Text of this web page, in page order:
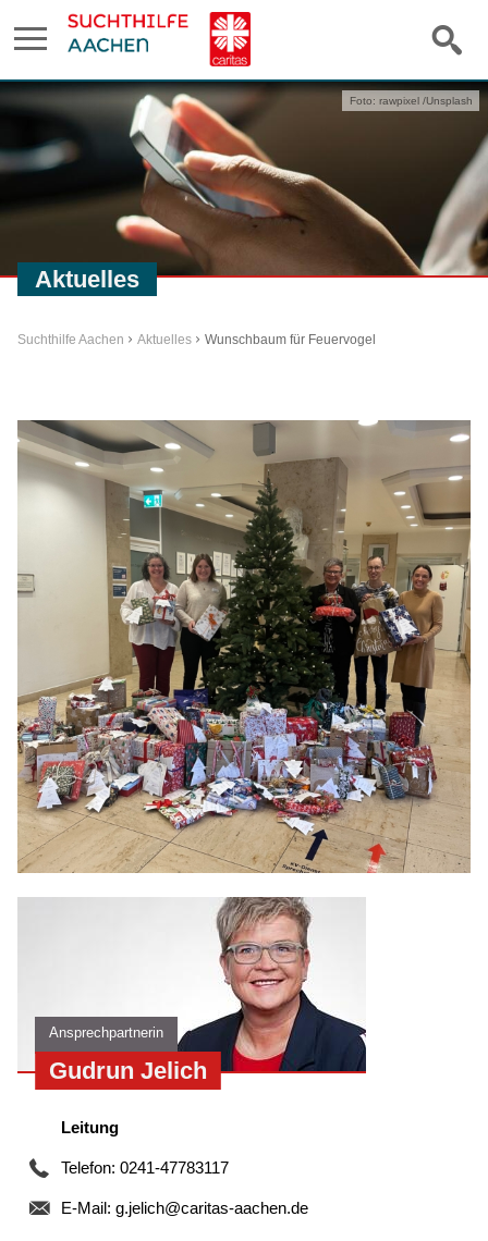
Aktuelles
Foto: rawpixel /Unsplash
Suchthilfe Aachen Aktuelles Wunschbaum für Feuervogel
Ansprechpartnerin
Gudrun Jelich
Leitung
Telefon: 0241-47783117
E-Mail: g.jelich@caritas-aachen.de